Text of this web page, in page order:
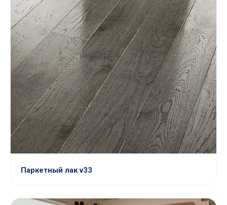
Паркетный лак v33